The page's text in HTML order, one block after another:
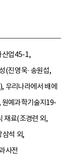
산업45-1,
(진영욱·송원섭,
우리나라에서 배에
원예과학기술지19-
재료(조경련 외,
석 외,
사전